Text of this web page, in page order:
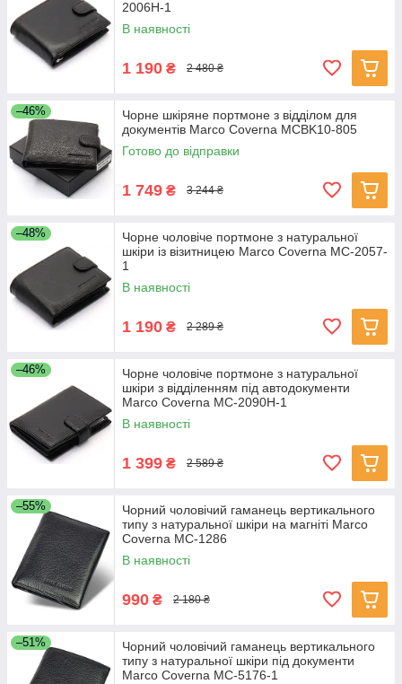
2006H-1
В наявності
1 190 ₴ 2 480 ₴
–46%
Чорне шкіряне портмоне з відділом для
документів Marco Coverna MCBK10-805
Готово до відправки
1 749 ₴ 3 244 ₴
–48%
Чорне чоловіче портмоне з натуральної
шкіри із візитницею Marco Coverna MC-2057-
1
В наявності
1 190 ₴ 2 289 ₴
–46%
Чорне чоловіче портмоне з натуральної
шкіри з відділенням під автодокументи
Marco Coverna MC-2090H-1
В наявності
1 399 ₴ 2 589 ₴
–55%
Чорний чоловічий гаманець вертикального
типу з натуральної шкіри на магніті Marco
Coverna MC-1286
В наявності
990 ₴ 2 180 ₴
–51%
Чорний чоловічий гаманець вертикального
типу з натуральної шкіри під документи
Marco Coverna MC-5176-1